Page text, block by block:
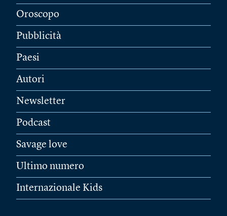
Oroscopo
Pubblicità
Paesi
Autori
Newsletter
Podcast
Savage love
Ultimo numero
Internazionale Kids